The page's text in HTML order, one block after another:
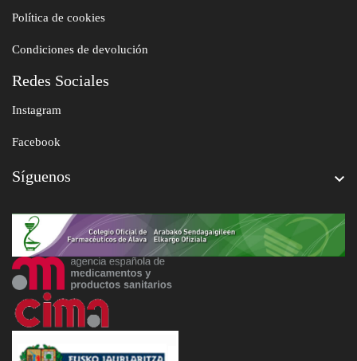
Política de cookies
Condiciones de devolución
Redes Sociales
Instagram
Facebook
Síguenos 